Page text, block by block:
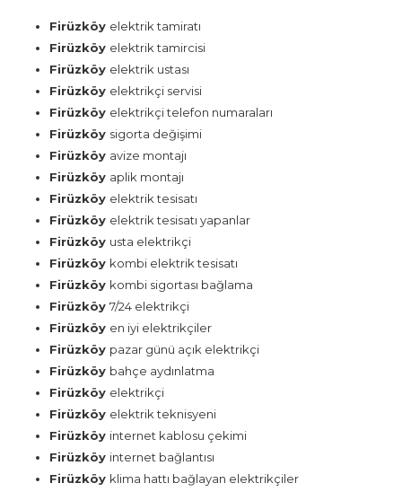
Firüzköy elektrik tamiratı
Firüzköy elektrik tamircisi
Firüzköy elektrik ustası
Firüzköy elektrikçi servisi
Firüzköy elektrikçi telefon numaraları
Firüzköy sigorta değişimi
Firüzköy avize montajı
Firüzköy aplik montajı
Firüzköy elektrik tesisatı
Firüzköy elektrik tesisatı yapanlar
Firüzköy usta elektrikçi
Firüzköy kombi elektrik tesisatı
Firüzköy kombi sigortası bağlama
Firüzköy 7/24 elektrikçi
Firüzköy en iyi elektrikçiler
Firüzköy pazar günü açık elektrikçi
Firüzköy bahçe aydınlatma
Firüzköy elektrikçi
Firüzköy elektrik teknisyeni
Firüzköy internet kablosu çekimi
Firüzköy internet bağlantısı
Firüzköy klima hattı bağlayan elektrikçiler